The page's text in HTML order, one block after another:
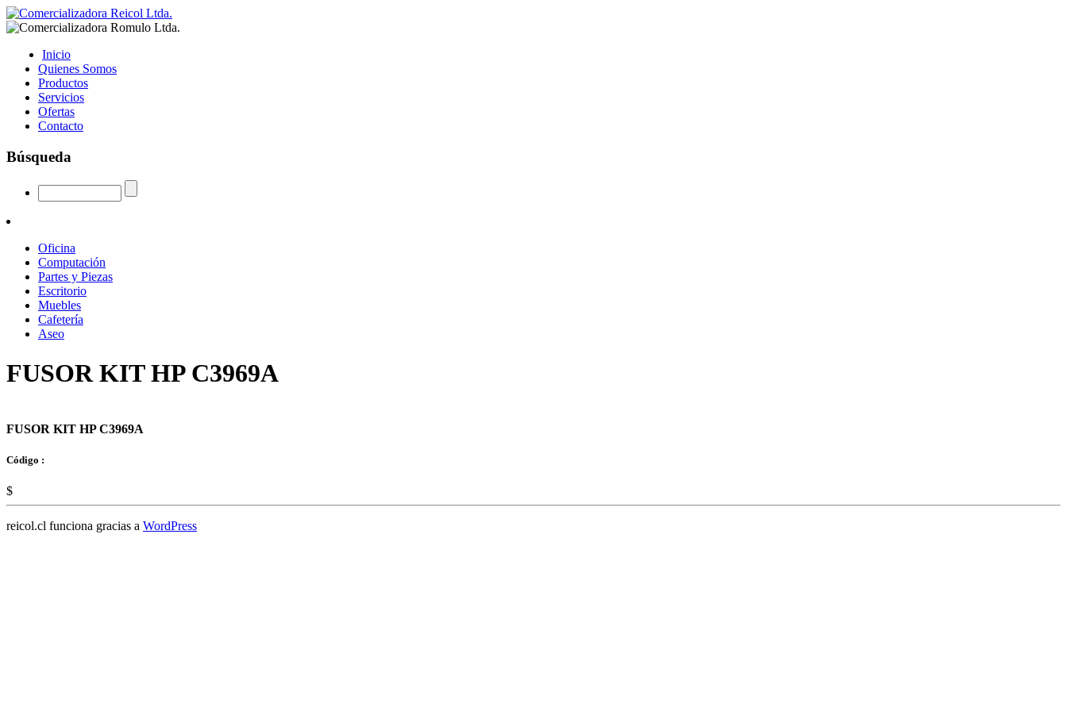
Inicio
Quienes Somos
Productos
Servicios
Ofertas
Contacto
Búsqueda
Oficina
Computación
Partes y Piezas
Escritorio
Muebles
Cafetería
Aseo
FUSOR KIT HP C3969A
FUSOR KIT HP C3969A
Código :
$
reicol.cl funciona gracias a WordPress